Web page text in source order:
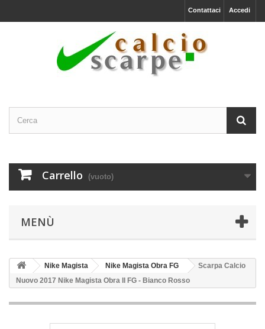
Accedi
Contattaci
Carrello (vuoto)
MENÙ
Nike Magista Nike Magista Obra FG
Scarpa Calcio
Nuovo 2017 Nike Magista Obra II FG - Bianco Rosso